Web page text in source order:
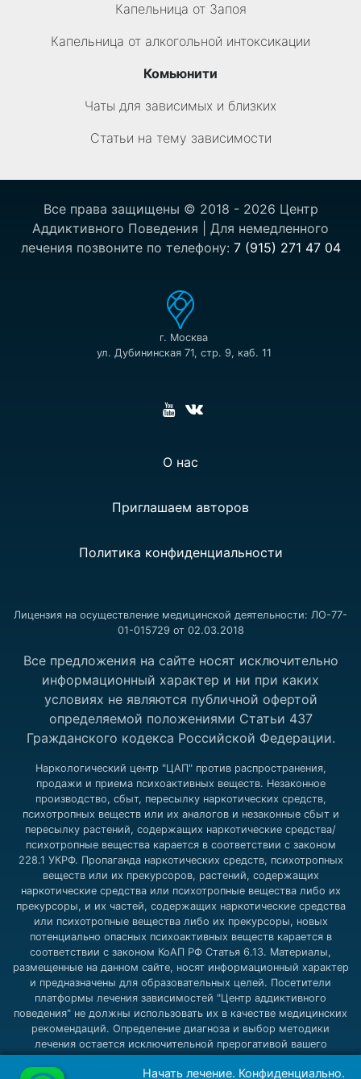
Капельница от Запоя
Капельница от алкогольной интоксикации
Комьюнити
Чаты для зависимых и близких
Статьи на тему зависимости
Все права защищены © 2018 - 2026 Центр
Аддиктивного Поведения | Для немедленного
лечения позвоните по телефону: 7 (915) 271 47 04
г. Москва
ул. Дубининская 71, стр. 9, каб. 11
О нас
Приглашаем авторов
Политика конфиденциальности
Лицензия на осуществление медицинской деятельности: ЛО-77-
01-015729 от 02.03.2018
Все предложения на сайте носят исключительно
информационный характер и ни при каких
условиях не являются публичной офертой
определяемой положениями Статьи 437
Гражданского кодекса Российской Федерации.
Наркологический центр "ЦАП" против распространения,
продажи и приема психоактивных веществ. Незаконное
производство, сбыт, пересылку наркотических средств,
психотропных веществ или их аналогов и незаконные сбыт и
пересылку растений, содержащих наркотические средства/
психотропные вещества карается в соответствии с законом
228.1 УКРФ. Пропаганда наркотических средств, психотропных
веществ или их прекурсоров, растений, содержащих
наркотические средства или психотропные вещества либо их
прекурсоры, и их частей, содержащих наркотические средства
или психотропные вещества либо их прекурсоры, новых
потенциально опасных психоактивных веществ карается в
соответствии с законом КоАП РФ Статья 6.13. Материалы,
размещенные на данном сайте, носят информационный характер
и предназначены для образовательных целей. Посетители
платформы лечения зависимостей "Центр аддиктивного
поведения" не должны использовать их в качестве медицинских
рекомендаций. Определение диагноза и выбор методики
лечения остается исключительной прерогативой вашего
ответственности за возможные негативные последствия,
Начать лечение. Конфиденциально.